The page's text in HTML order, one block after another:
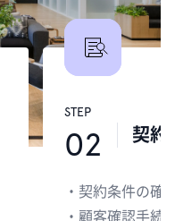
STEP
02 契約
・ 契約条件の確
・ 顧客確認手続